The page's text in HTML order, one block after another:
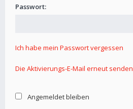
Passwort:
Ich habe mein Passwort vergessen
Die Aktivierungs-E-Mail erneut senden
Angemeldet bleiben